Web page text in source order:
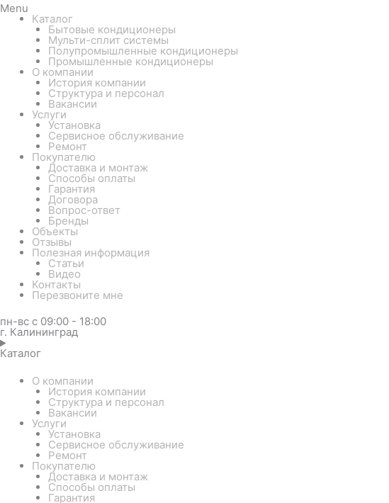
Menu
Каталог
Бытовые кондиционеры
Мульти-сплит системы
Полупромышленные кондиционеры
Промышленные кондиционеры
О компании
История компании
Структура и персонал
Вакансии
Услуги
Установка
Сервисное обслуживание
Ремонт
Покупателю
Доставка и монтаж
Способы оплаты
Гарантия
Договора
Вопрос-ответ
Бренды
Объекты
Отзывы
Полезная информация
Статьи
Видео
Контакты
Перезвоните мне
пн-вс с 09:00 - 18:00
г. Калининград
Каталог
О компании
История компании
Структура и персонал
Вакансии
Услуги
Установка
Сервисное обслуживание
Ремонт
Покупателю
Доставка и монтаж
Способы оплаты
Гарантия